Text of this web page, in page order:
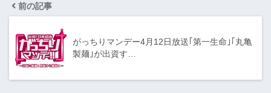
前の記事
がっちりマンデー4月12日放送｢第一生命｣｢丸亀
製麺｣が出資す…